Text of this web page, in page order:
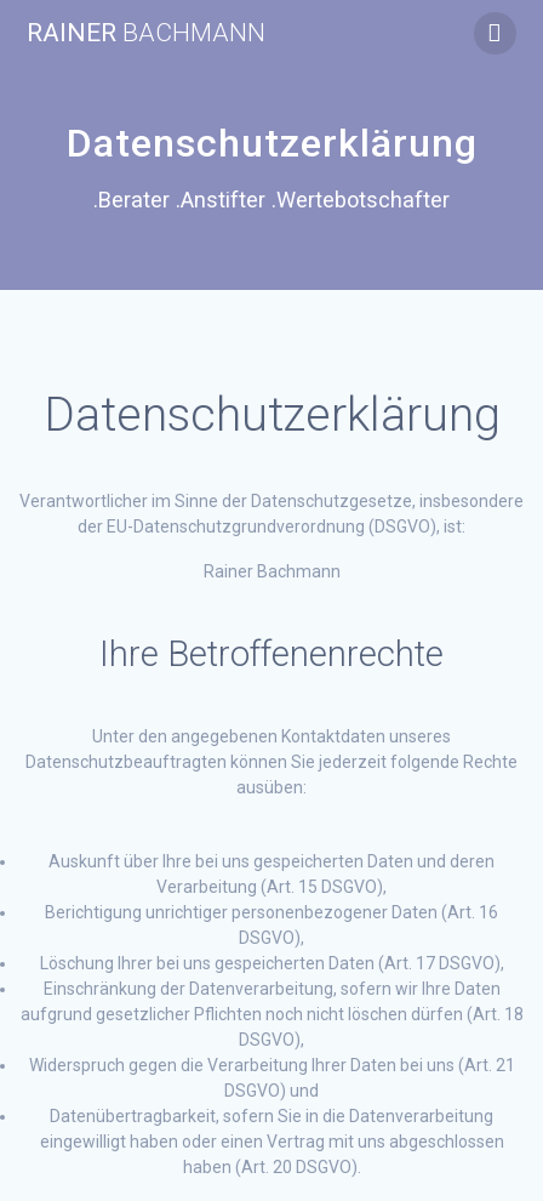
RAINER BACHMANN
Datenschutzerklärung
.Berater .Anstifter .Wertebotschafter
Datenschutzerklärung
Verantwortlicher im Sinne der Datenschutzgesetze, insbesondere
der EU-Datenschutzgrundverordnung (DSGVO), ist:
Rainer Bachmann
Ihre Betroffenenrechte
Unter den angegebenen Kontaktdaten unseres
Datenschutzbeauftragten können Sie jederzeit folgende Rechte
ausüben:
Auskunft über Ihre bei uns gespeicherten Daten und deren
Verarbeitung (Art. 15 DSGVO),
Berichtigung unrichtiger personenbezogener Daten (Art. 16
DSGVO),
Löschung Ihrer bei uns gespeicherten Daten (Art. 17 DSGVO),
Einschränkung der Datenverarbeitung, sofern wir Ihre Daten
aufgrund gesetzlicher Pflichten noch nicht löschen dürfen (Art. 18
DSGVO),
Widerspruch gegen die Verarbeitung Ihrer Daten bei uns (Art. 21
DSGVO) und
Datenübertragbarkeit, sofern Sie in die Datenverarbeitung
eingewilligt haben oder einen Vertrag mit uns abgeschlossen
haben (Art. 20 DSGVO).